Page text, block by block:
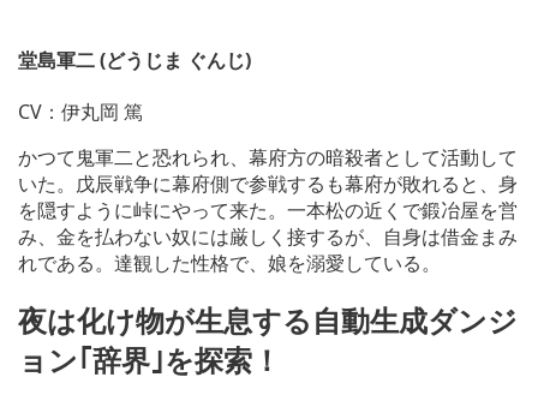
堂島軍二 (どうじま ぐんじ)
CV：伊丸岡 篤
かつて鬼軍二と恐れられ、幕府方の暗殺者として活動して
いた。戊辰戦争に幕府側で参戦するも幕府が敗れると、身
を隠すように峠にやって来た。一本松の近くで鍛冶屋を営
み、金を払わない奴には厳しく接するが、自身は借金まみ
れである。達観した性格で、娘を溺愛している。
夜は化け物が生息する自動生成ダンジ
ョン｢辞界｣を探索！